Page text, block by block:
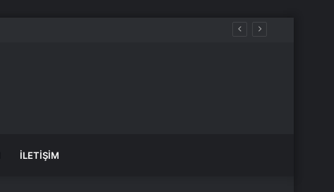
İLETIŞIM